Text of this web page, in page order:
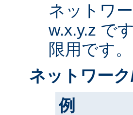
ネットワ
w.x.y.z で
限用です。
ネットワー
例